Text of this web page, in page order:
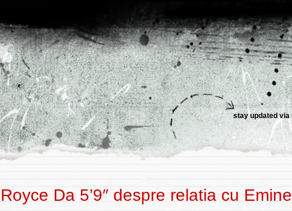
stay updated via
Royce Da 5’9″ despre relatia cu